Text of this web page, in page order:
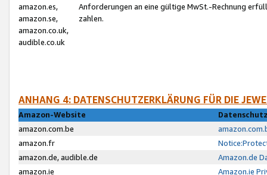
amazon.es,
amazon.se,
amazon.co.uk,
audible.co.uk
Anforderungen an eine gültige MwSt.-Rechnung
zahlen.
ANHANG 4: DATENSCHUTZERKLÄRUNG FÜR DIE
Amazon-Website
amazon.com.be
amazon.fr
amazon.de, audible.de
Amazon.de
amazon.ie
Amazon.ie